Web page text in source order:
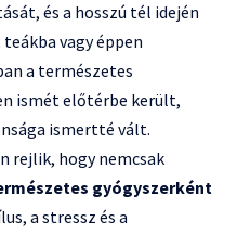
és a hosszú tél idején
vagy éppen
a természetes
ismét előtérbe került,
ismertté vált.
rejlik, hogy nemcsak
gyógyszerként
a stressz és a